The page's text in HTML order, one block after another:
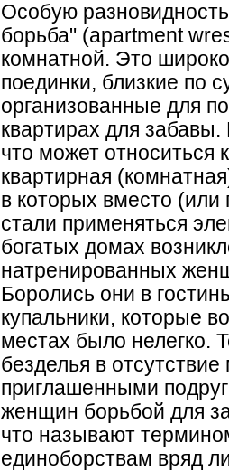
Особую
борьба" (apartment
комнатной. Это
поединки, близкие по
организованные для
квартирах для
что может относиться
квартирная
в которых вместо
стали применяться
богатых домах
натренированных
Боролись они в
купальники, которые
местах было нелегко.
безделья в
приглашенными
женщин борьбой для
что называют
единоборствам вряд